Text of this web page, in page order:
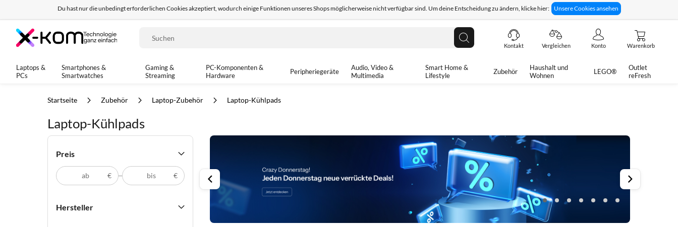
Du hast nur die unbedingt erforderlichen Cookies akzeptiert, wodurch einige Funktionen unseres Shops möglicherweise nicht verfügbar sind. Um deine Entscheidung zu ändern, klicke hier: Unsere Cookies ansehen
Seit 8 Jahren für dich da! 14-tägiges Rückgaberecht Technische Unterstützung
Suche
Kontakt Vergleichen Konto Warenkorb
Laptops &
PCs
Smartphones &
Smartwatches
Gaming &
Streaming
PC-Komponenten &
Hardware
Peripheriegeräte
Audio, Video &
Multimedia
Smart Home &
Lifestyle
Zubehör
Haushalt und
Wohnen
LEGO®
Outlet
reFresh
Startseite Zubehör Laptop-Zubehör Laptop-Kühlpads
Laptop-Kühlpads
Preis
€ €
Hersteller